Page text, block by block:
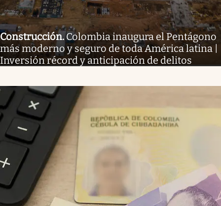
Construcción.Colombia inaugura el Pentágono
más moderno y seguro de toda América latina |
Inversión récord y anticipación de delitos